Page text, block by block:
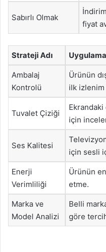
Sabırlı Olmak
fiyat
Strateji Adı
Ambalaj
Kontrolü
Ürünün
ilk
Tuvalet Çiziği
Ekrandaki
için
Ses Kalitesi
için sesli
Enerji
Verimliliği
Ürünün
etme.
Marka ve
Model Analizi
Belli
göre